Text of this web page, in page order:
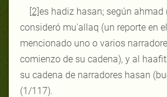
[2]es hadiz hasan; según
consideró mu'allaq (un reporte en
mencionado uno o varios
comienzo de su cadena), y al
su cadena de narradores hasan
(1/117).